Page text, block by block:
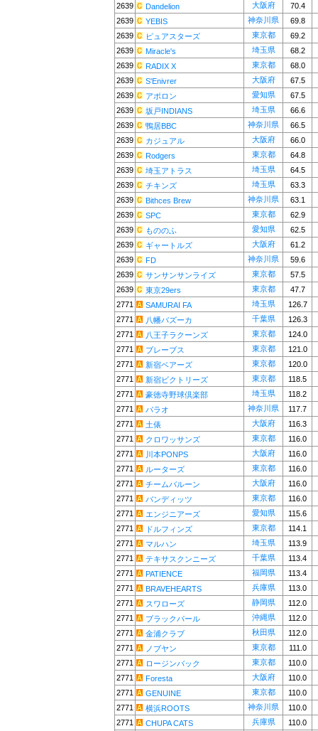
2639
Dandelion 大阪府
70.4
2639
YEBIS 神奈川県
69.8
2639
ピュアスターズ 東京都
69.2
2639
Miracle's 埼玉県
68.2
2639
RADIX X 東京都
68.0
2639
S'Enivrer 大阪府
67.5
2639
アポロン 愛知県
67.5
2639
坂戸INDIANS 埼玉県
66.6
2639
鴨居BBC 神奈川県
66.5
2639
カジュアル 大阪府
66.0
2639
Rodgers 東京都
64.8
2639
埼玉アトラス 埼玉県
64.5
2639
チキンズ 埼玉県
63.3
2639
Bithces Brew 神奈川県
63.1
2639
SPC 東京都
62.9
2639
もののふ 愛知県
62.5
2639
ギャートルズ 大阪府
61.2
2639
FD 神奈川県
59.6
2639
サンサンサンライズ 東京都
57.5
2639
東京29ers 東京都
47.7
2771
SAMURAI FA 埼玉県
126.7
2771
八幡バズーカ 千葉県
126.3
2771
八王子ラクーンズ 東京都
124.0
2771
ブレーブス 東京都
121.0
2771
新宿ベアーズ 東京都
120.0
2771
新宿ビクトリーズ 東京都
118.5
2771
豪徳寺野球倶楽部 埼玉県
118.2
2771
パラオ 神奈川県
117.7
2771
土俵 大阪府
116.3
2771
クロワッサンズ 東京都
116.0
2771
川本PONPS 大阪府
116.0
2771
ルーターズ 東京都
116.0
2771
チームバルーン 大阪府
116.0
2771
バンディッツ 東京都
116.0
2771
エンジニアーズ 愛知県
115.6
2771
ドルフィンズ 東京都
114.1
2771
マルハン 埼玉県
113.9
2771
テキサスクンニーズ 千葉県
113.4
2771
PATIENCE 福岡県
113.4
2771
BRAVEHEARTS 兵庫県
113.0
2771
スワローズ 静岡県
112.0
2771
ブラックパール 沖縄県
112.0
2771
金浦クラブ 秋田県
112.0
2771
ノブヤン 東京都
111.0
2771
ロージンバック 東京都
110.0
2771
Foresta 大阪府
110.0
2771
GENUINE 東京都
110.0
2771
横浜ROOTS 神奈川県
110.0
2771
CHUPA CATS 兵庫県 110.0